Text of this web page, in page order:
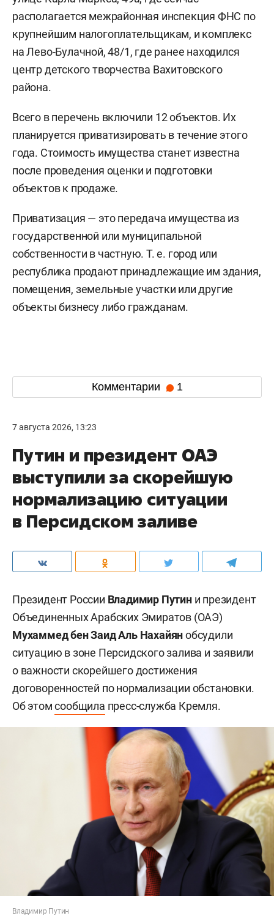
располагается межрайонная инспекция ФНС по
крупнейшим налогоплательщикам, и комплекс
на Лево-Булачной, 48/1, где ранее находился
центр детского творчества Вахитовского
района.
Всего в перечень включили 12 объектов. Их
планируется приватизировать в течение этого
года. Стоимость имущества станет известна
после проведения оценки и подготовки
объектов к продаже.
Приватизация — это передача имущества из
государственной или муниципальной
собственности в частную. Т. е. город или
республика продают принадлежащие им здания,
помещения, земельные участки или другие
объекты бизнесу либо гражданам.
Комментарии 1
7 августа 2026, 13:23
Путин и президент ОАЭ
выступили за скорейшую
нормализацию ситуации
в Персидском заливе
Президент России Владимир Путини президент
Объединенных Арабских Эмиратов (ОАЭ)
Мухаммед бен Заид Аль Нахайянобсудили
ситуацию в зоне Персидского залива и заявили
о важности скорейшего достижения
договоренностей по нормализации обстановки.
Об этомсообщила пресс-служба Кремля.
Владимир Путин